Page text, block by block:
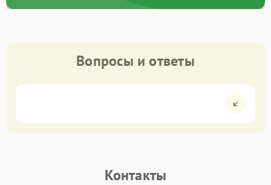
Вопросы и ответы
Контакты